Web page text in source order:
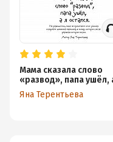
Мама сказала слово
«развод», папа ушёл,
остался
Яна Терентьева